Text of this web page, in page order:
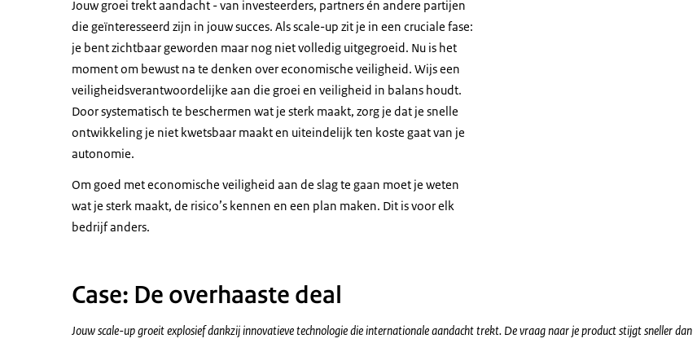
Jouw groei trekt aandacht - van investeerders, partners én andere partijen
die geïnteresseerd zijn in jouw succes. Als scale-up zit je in een cruciale fase:
je bent zichtbaar geworden maar nog niet volledig uitgegroeid. Nu is het
moment om bewust na te denken over economische veiligheid. Wijs een
veiligheidsverantwoordelijke aan die groei en veiligheid in balans houdt.
Door systematisch te beschermen wat je sterk maakt, zorg je dat je snelle
ontwikkeling je niet kwetsbaar maakt en uiteindelijk ten koste gaat van je
autonomie.
Om goed met economische veiligheid aan de slag te gaan moet je weten
wat je sterk maakt, de risico’s kennen en een plan maken. Dit is voor elk
bedrijf anders.
Case: De overhaaste deal
Jouw scale-up groeit explosief dankzij innovatieve technologie die internationale aandacht trekt. De vraag naar je product stijgt sneller dan